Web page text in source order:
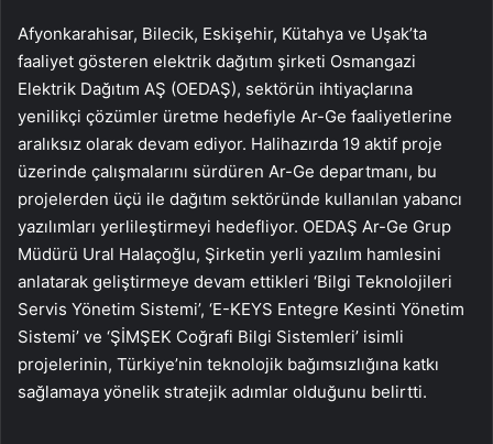
Afyonkarahisar, Bilecik, Eskişehir, Kütahya ve Uşak’ta
faaliyet gösteren elektrik dağıtım şirketi Osmangazi
Elektrik Dağıtım AŞ (OEDAŞ), sektörün ihtiyaçlarına
yenilikçi çözümler üretme hedefiyle Ar-Ge faaliyetlerine
aralıksız olarak devam ediyor. Halihazırda 19 aktif proje
üzerinde çalışmalarını sürdüren Ar-Ge departmanı, bu
projelerden üçü ile dağıtım sektöründe kullanılan yabancı
yazılımları yerlileştirmeyi hedefliyor. OEDAŞ Ar-Ge Grup
Müdürü Ural Halaçoğlu, Şirketin yerli yazılım hamlesini
anlatarak geliştirmeye devam ettikleri ‘Bilgi Teknolojileri
Servis Yönetim Sistemi’, ‘E-KEYS Entegre Kesinti Yönetim
Sistemi’ ve ‘ŞİMŞEK Coğrafi Bilgi Sistemleri’ isimli
projelerinin, Türkiye’nin teknolojik bağımsızlığına katkı
sağlamaya yönelik stratejik adımlar olduğunu belirtti.